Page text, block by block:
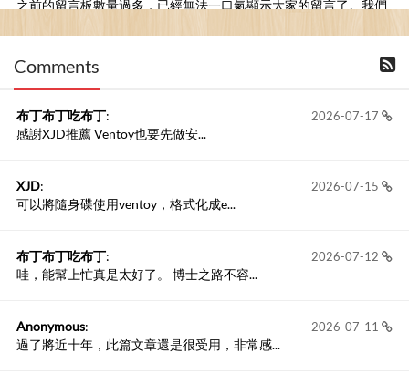
之前的留言板數量過多，已經無法一口氣顯示大家的留言了。我們
Comments
2026-07-17
布丁布丁吃布丁:
感謝XJD推薦 Ventoy也要先做安...
2026-07-15
XJD:
可以將隨身碟使用ventoy，格式化成e...
2026-07-12
布丁布丁吃布丁:
哇，能幫上忙真是太好了。 博士之路不容...
2026-07-11
Anonymous:
過了將近十年，此篇文章還是很受用，非常感...